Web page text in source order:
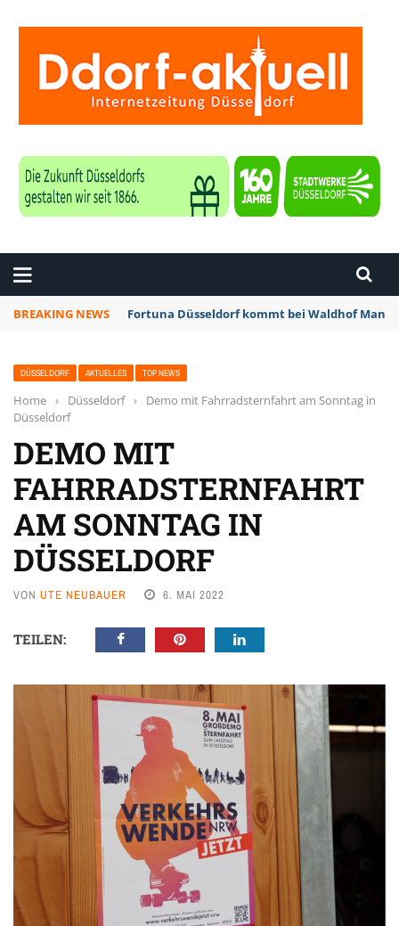
BREAKING NEWS Fortuna Düsseldorf kommt bei Waldhof
DÜSSELDORF AKTUELLES TOP NEWS
Home › Düsseldorf ›
Demo mit Fahrradsternfahrt am Sonntag in
Düsseldorf
DEMO MIT
FAHRRADSTERNFAHRT
AM SONNTAG IN
DÜSSELDORF
VON UTE NEUBAUER 6. MAI 2022
TEILEN: